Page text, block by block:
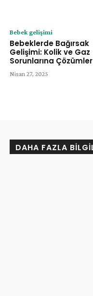
Bebek gelişimi
Bebeklerde Bağırsak
Gelişimi: Kolik ve Gaz
Sorunlarına Çözümler
Nisan 27, 2025
DAHA FAZLA